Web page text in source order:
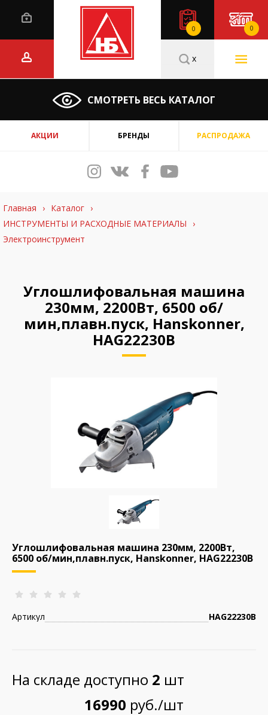
0 0
СМОТРЕТЬ ВЕСЬ КАТАЛОГ
x
АКЦИИ БРЕНДЫ РАСПРОДАЖА
Главная › Каталог ›
ИНСТРУМЕНТЫ И РАСХОДНЫЕ МАТЕРИАЛЫ
›
Электроинструмент
Углошлифовальная машина
230мм, 2200Вт, 6500 об/
мин,плавн.пуск, Hanskonner,
HAG22230B
Углошлифовальная машина 230мм, 2200Вт,
6500 об/мин,плавн.пуск, Hanskonner, HAG22230B
Артикул HAG22230B
На складе доступно 2 шт
16990 руб./шт